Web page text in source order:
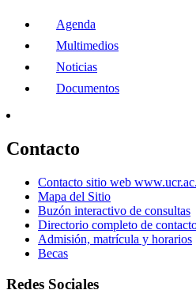
Agenda
Multimedios
Noticias
Documentos
Contacto
Contacto sitio web
Mapa del Sitio
Buzón interactivo de consultas
Directorio completo de
Admisión, matrícula y horarios
Becas
Redes Sociales